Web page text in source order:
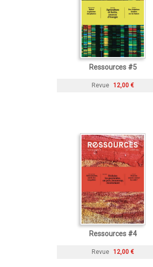
Ressources #5
Revue 12,00 €
Ressources #4
Revue 12,00 €